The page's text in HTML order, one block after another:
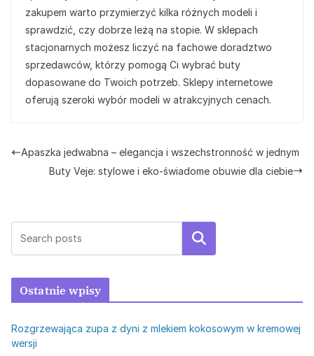
zakupem warto przymierzyć kilka różnych modeli i
sprawdzić, czy dobrze leżą na stopie. W sklepach
stacjonarnych możesz liczyć na fachowe doradztwo
sprzedawców, którzy pomogą Ci wybrać buty
dopasowane do Twoich potrzeb. Sklepy internetowe
oferują szeroki wybór modeli w atrakcyjnych cenach.
Apaszka jedwabna – elegancja i wszechstronność w jednym
Buty Veje: stylowe i eko-świadome obuwie dla ciebie
Szukaj
Ostatnie wpisy
Rozgrzewająca zupa z dyni z mlekiem kokosowym w kremowej
wersji